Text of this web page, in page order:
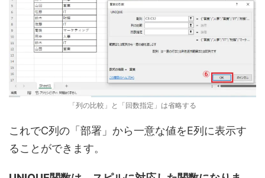
「列の比較」と「回数指定」は省略する
これでC列の「部署」から一意な値をE列に表示す
ることができます。